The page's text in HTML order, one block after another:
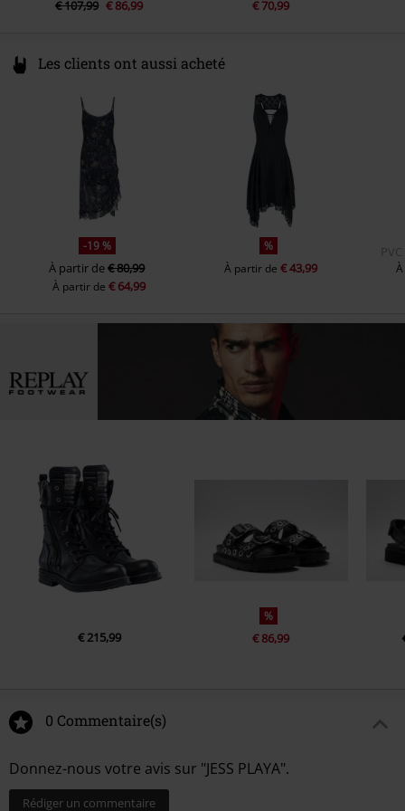
€ 107,99 € 86,99 € 70,99
Les clients ont aussi acheté
-19 %
À partir de€ 80,99
À partir de€ 64,99
%
À partir de€ 43,99
PVC
€ 215,99
%
€ 86,99
0 Commentaire(s)
Donnez-nous votre avis sur "JESS PLAYA".
Rédiger un commentaire